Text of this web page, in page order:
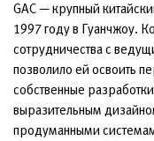
GAC — крупный
1997 году в Гуанчжоу.
сотрудничества с
позволило ей освоить
собственные
выразительным
продуманными